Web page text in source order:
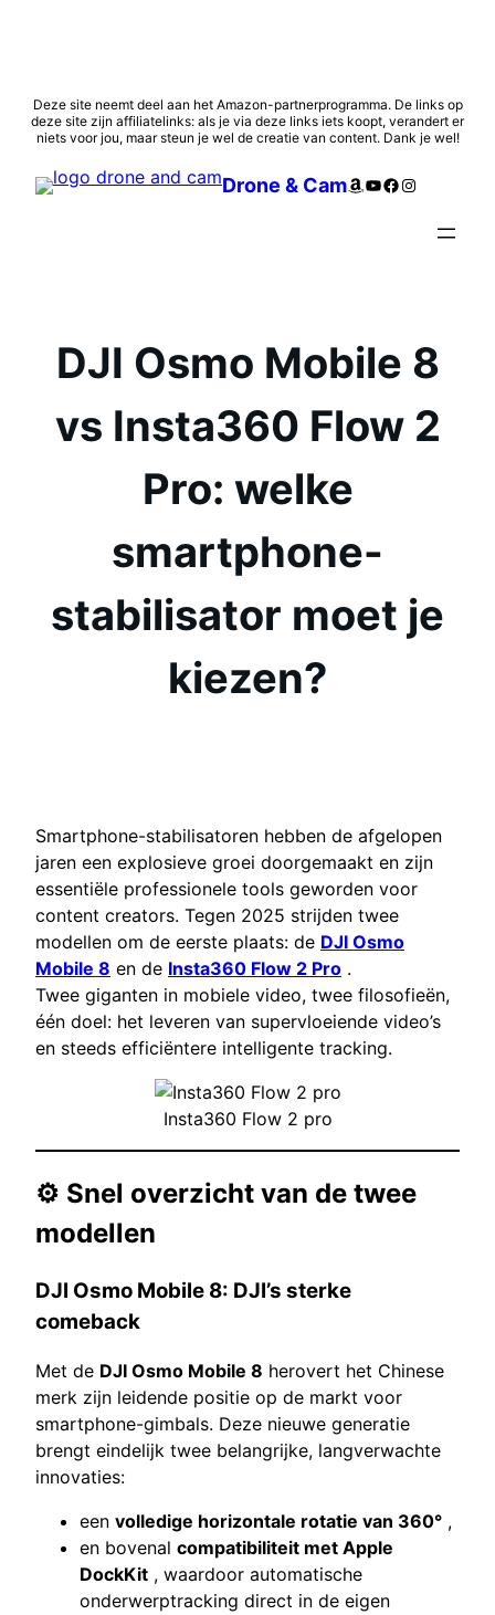
naar
inhoud
Deze site neemt deel aan het Amazon-partnerprogramma. De links op
deze site zijn affiliatelinks: als je via deze links iets koopt, verandert er
niets voor jou, maar steun je wel de creatie van content. Dank je wel!
Drone & CamAmazon
YouTube
Facebook
Instagram
DJI Osmo Mobile 8
vs Insta360 Flow 2
Pro: welke
smartphone-
stabilisator moet je
kiezen?
Smartphone-stabilisatoren hebben de afgelopen
jaren een explosieve groei doorgemaakt en zijn
essentiële professionele tools geworden voor
content creators. Tegen 2025 strijden twee
modellen om de eerste plaats: de DJI Osmo
Mobile 8 en de Insta360 Flow 2 Pro .
Twee giganten in mobiele video, twee filosofieën,
één doel: het leveren van supervloeiende video’s
en steeds efficiëntere intelligente tracking.
Insta360 Flow 2 pro
⚙️ Snel overzicht van de twee
modellen
DJI Osmo Mobile 8: DJI’s sterke
comeback
Met de DJI Osmo Mobile 8 herovert het Chinese
merk zijn leidende positie op de markt voor
smartphone-gimbals. Deze nieuwe generatie
brengt eindelijk twee belangrijke, langverwachte
innovaties:
een volledige horizontale rotatie van 360° ,
en bovenal compatibiliteit met Apple
DockKit , waardoor automatische
onderwerptracking direct in de eigen